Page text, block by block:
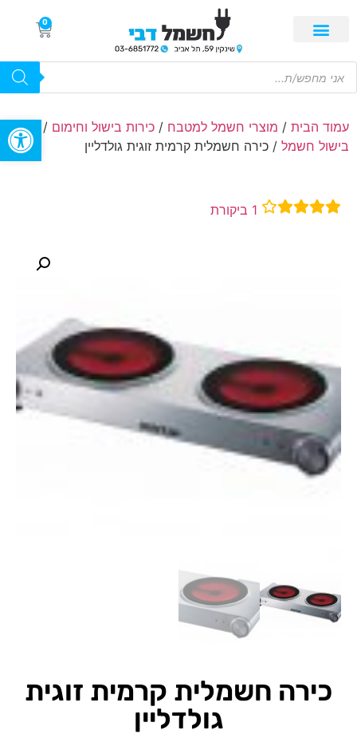
פתח
0
עמוד הבית / מוצרי חשמל למטבח / כירות בישול וחימום /
כירות
בישול חשמל / כירה חשמלית קרמית זוגית גולדליין
1 ביקורת
כירה חשמלית קרמית זוגית
גולדליין